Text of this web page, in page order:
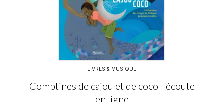
LIVRES & MUSIQUE
Comptines de cajou et de coco - écoute
en ligne